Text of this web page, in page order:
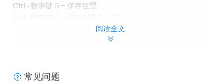
Ctrl+数字键 5 – 保存位置
Ctrl+数字键 7 – 瞬移到标记位置
阅读全文
常见问题